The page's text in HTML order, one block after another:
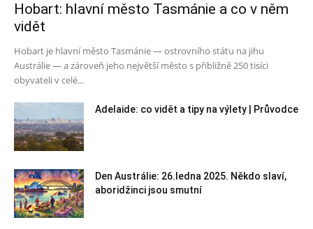
Hobart: hlavní město Tasmánie a co v něm
vidět
Hobart je hlavní město Tasmánie — ostrovního státu na jihu
Austrálie — a zároveň jeho největší město s přibližně 250 tisíci
obyvateli v celé...
Adelaide: co vidět a tipy na výlety | Průvodce
Den Austrálie: 26.ledna 2025. Někdo slaví,
aboridžinci jsou smutní